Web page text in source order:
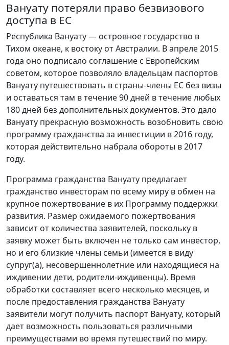
Вануату потеряли право безвизового
доступа в ЕС
Республика Вануату — островное государство в
Тихом океане, к востоку от Австралии. В апреле 2015
года оно подписало соглашение с Европейским
советом, которое позволяло владельцам паспортов
Вануату путешествовать в страны-члены ЕС без визы
и оставаться там в течение 90 дней в течение любых
180 дней без дополнительных документов. Это дало
Вануату прекрасную возможность возобновить свою
программу гражданства за инвестиции в 2016 году,
которая действительно набрала обороты в 2017
году.
Программа гражданства Вануату предлагает
гражданство инвесторам по всему миру в обмен на
крупное пожертвование в их Программу поддержки
развития. Размер ожидаемого пожертвования
зависит от количества заявителей, поскольку в
заявку может быть включен не только сам инвестор,
но и его близкие члены семьи (имеется в виду
супруг(а), несовершеннолетние или находящиеся на
иждивении дети, родители-иждивенцы). Время
обработки составляет всего несколько месяцев, и
после предоставления гражданства Вануату
заявители могут получить паспорт Вануату, который
дает возможность пользоваться различными
преимуществами во время путешествий по миру.